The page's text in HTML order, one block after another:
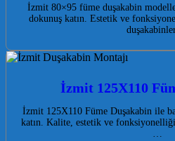
İzmit 80×95 füme duşakabin
dokunuş katın. Estetik ve
İzmit 125X110
İzmit 125X110 Füme Duşakabin ile
katın. Kalite, estetik ve